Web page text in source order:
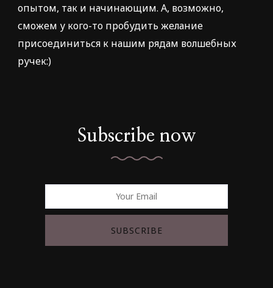
опытом, так и начинающим. А, возможно,
сможем у кого-то пробудить желание
присоединиться к нашим рядам волшебных
ручек:)
Subscribe now